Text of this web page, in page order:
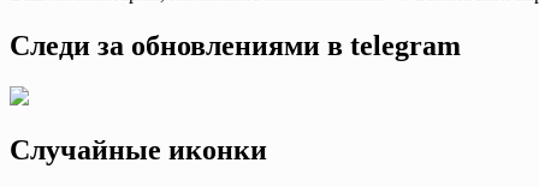
Следи за обновлениями в telegram
Случайные иконки